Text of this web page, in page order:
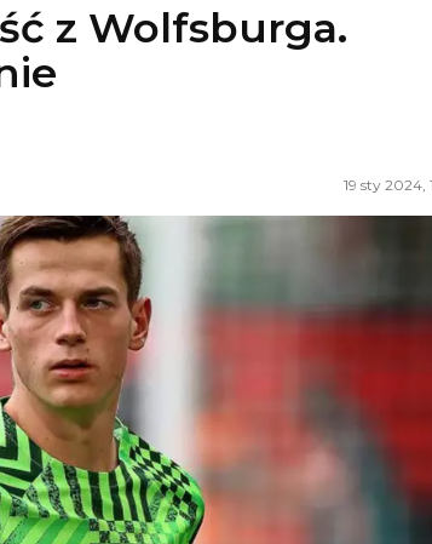
z Wolfsburga.
19 sty 2024,